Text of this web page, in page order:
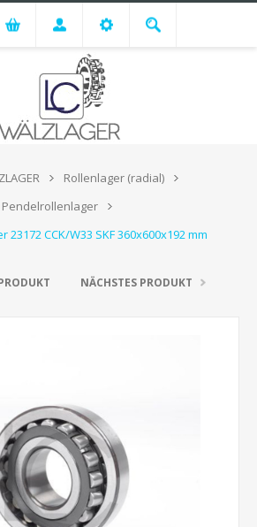
Rollenlager (radial)
Pendelrollenlager
CCK/W33 SKF 360x600x192 mm
NÄCHSTES PRODUKT